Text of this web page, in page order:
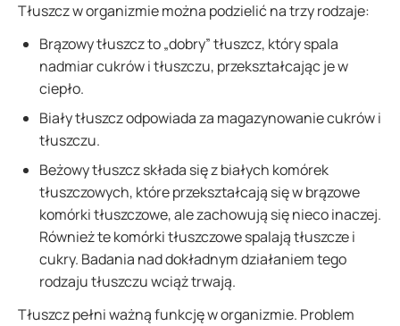
Tłuszcz w organizmie można podzielić na trzy rodzaje:
Brązowy tłuszcz to „dobry” tłuszcz, który spala
nadmiar cukrów i tłuszczu, przekształcając je w
ciepło.
Biały tłuszcz odpowiada za magazynowanie cukrów i
tłuszczu.
Beżowy tłuszcz składa się z białych komórek
tłuszczowych, które przekształcają się w brązowe
komórki tłuszczowe, ale zachowują się nieco inaczej.
Również te komórki tłuszczowe spalają tłuszcze i
cukry. Badania nad dokładnym działaniem tego
rodzaju tłuszczu wciąż trwają.
Tłuszcz pełni ważną funkcję w organizmie. Problem